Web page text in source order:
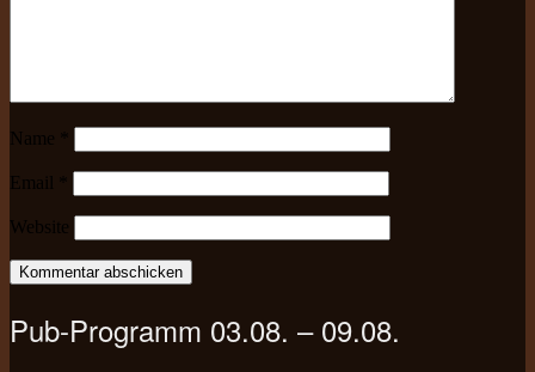
Name
Email
Website
Pub-Programm 03.08. – 09.08.